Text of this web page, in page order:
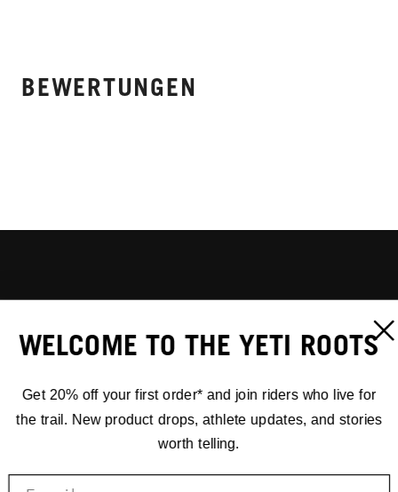
BEWERTUNGEN
WELCOME TO THE YETI ROOTS
Get 20% off your first order* and join riders who live for
the trail. New product drops, athlete updates, and stories
worth telling.